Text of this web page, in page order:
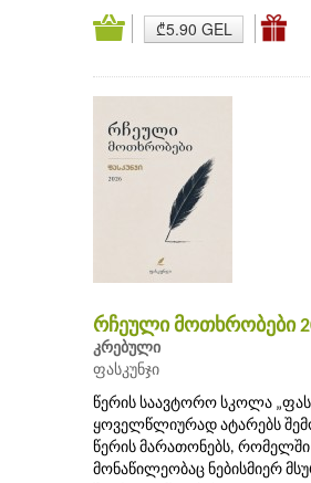
₾5.90 GEL
რჩეული მოთხრობები
კრებული
ფასკუნჯი
წერის საავტორო სკოლა
ყოველწლიურად ატარებს
წერის მარათონებს, რომელში
მონაწილეობაც ნებისმიერ